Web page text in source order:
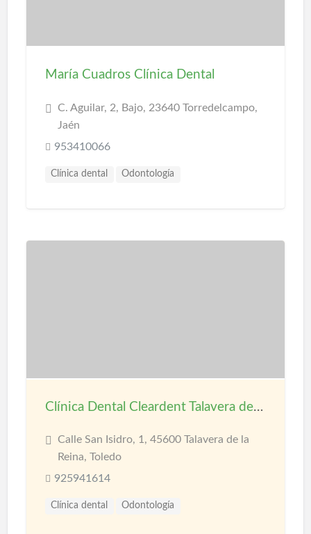
María Cuadros Clínica Dental
C. Aguilar, 2, Bajo, 23640 Torredelcampo,
Jaén
953410066
Clínica dental Odontología
Clínica Dental Cleardent Talavera de la Reina
Calle San Isidro, 1, 45600 Talavera de la
Reina, Toledo
925941614
Clínica dental Odontología